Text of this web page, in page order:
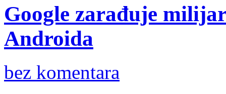
Google zarađuje
Androida
bez komentara